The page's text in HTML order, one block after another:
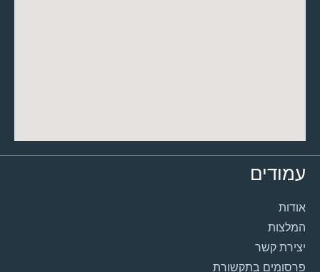
עמודים
אודות
המלצות
יצירת קשר
פרסומים בתקשורת